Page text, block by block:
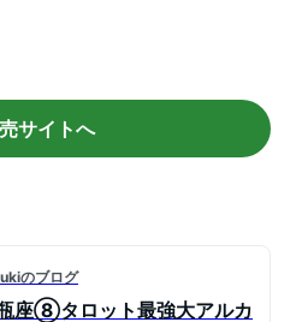
い 日本製 国産 履
男性 洋服 着物
サイトへ
のブログ
座⑧タロット最強大アルカ